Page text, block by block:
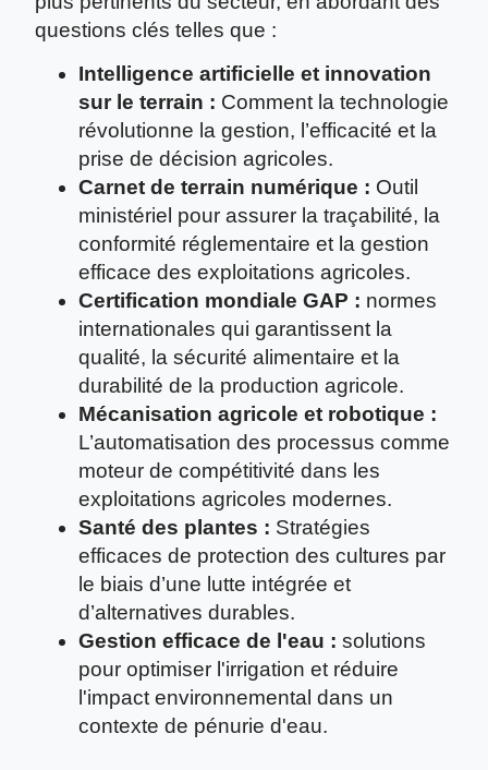
questions clés telles que :
Intelligence artificielle et innovation
sur le terrain : Comment la technologie
révolutionne la gestion, l’efficacité et la
prise de décision agricoles.
Carnet de terrain numérique : Outil
ministériel pour assurer la traçabilité, la
conformité réglementaire et la gestion
efficace des exploitations agricoles.
Certification mondiale GAP : normes
internationales qui garantissent la
qualité, la sécurité alimentaire et la
durabilité de la production agricole.
Mécanisation agricole et robotique :
L’automatisation des processus comme
moteur de compétitivité dans les
exploitations agricoles modernes.
Santé des plantes : Stratégies
efficaces de protection des cultures par
le biais d’une lutte intégrée et
d’alternatives durables.
Gestion efficace de l'eau : solutions
pour optimiser l'irrigation et réduire
l'impact environnemental dans un
contexte de pénurie d'eau.